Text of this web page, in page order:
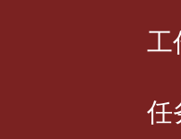
工
任